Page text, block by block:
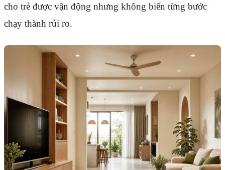
cho trẻ được vận động nhưng không biến từng bước
chạy thành rủi ro.